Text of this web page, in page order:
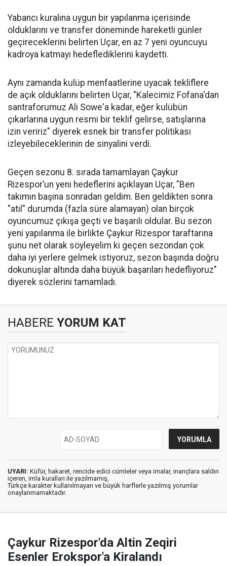
Yabancı kuralına uygun bir yapılanma içerisinde
olduklarını ve transfer döneminde hareketli günler
geçireceklerini belirten Uçar, en az 7 yeni oyuncuyu
kadroya katmayı hedeflediklerini kaydetti.
Aynı zamanda kulüp menfaatlerine uyacak tekliflere
de açık olduklarını belirten Uçar, "Kalecimiz Fofana'dan
santraforumuz Ali Sowe'a kadar, eğer kulübün
çıkarlarına uygun resmi bir teklif gelirse, satışlarına
izin veririz" diyerek esnek bir transfer politikası
izleyebileceklerinin de sinyalini verdi.
Geçen sezonu 8. sırada tamamlayan Çaykur
Rizespor’un yeni hedeflerini açıklayan Uçar, "Ben
takımın başına sonradan geldim. Ben geldikten sonra
"atıl" durumda (fazla süre alamayan) olan birçok
oyuncumuz çıkışa geçti ve başarılı oldular. Bu sezon
yeni yapılanma ile birlikte Çaykur Rizespor taraftarına
şunu net olarak söyleyelim ki geçen sezondan çok
daha iyi yerlere gelmek istiyoruz, sezon başında doğru
dokunuşlar altında daha büyük başarıları hedefliyoruz"
diyerek sözlerini tamamladı.
HABERE YORUM KAT
UYARI: Küfür, hakaret, rencide edici cümleler veya imalar, inançlara saldırı
içeren, imla kuralları ile yazılmamış,
Türkçe karakter kullanılmayan ve büyük harflerle yazılmış yorumlar
onaylanmamaktadır.
Çaykur Rizespor'da Altin Zeqiri
Esenler Erokspor'a Kiralandı